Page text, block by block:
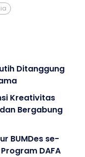
Ditanggung
Kreativitas
Bergabung
BUMDes se-
DAFA